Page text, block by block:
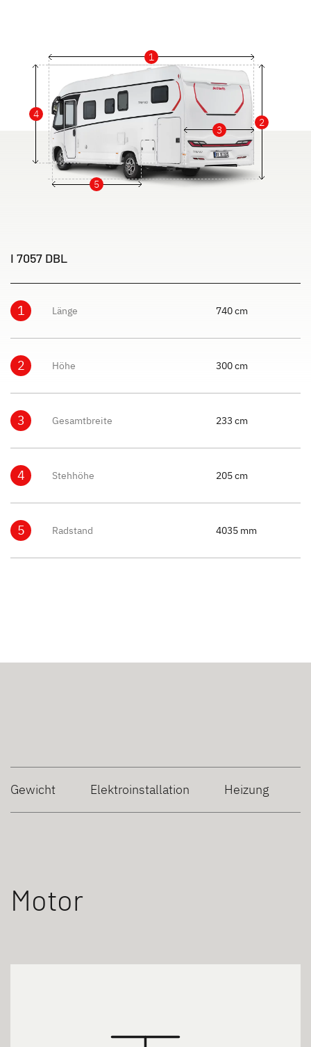
1
2
3
4
5
I 7057 DBL
1 Länge 740 cm
2 Höhe 300 cm
3 Gesamtbreite 233 cm
4 Stehhöhe 205 cm
5 Radstand 4035 mm
Gewicht Elektroinstallation Heizung
Motor